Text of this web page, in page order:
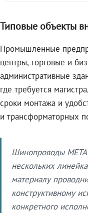
Типовые объекты
Промышленные
центры, торговые и
административные
где требуется
сроки монтажа и
и трансформаторных
Шинопроводы
нескольких
материалу
конструктивному
конкретного